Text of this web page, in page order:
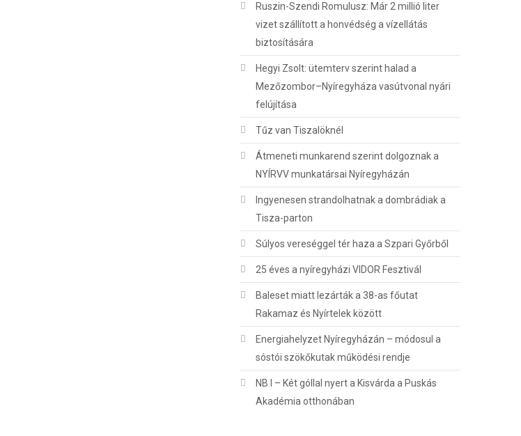
Ruszin-Szendi Romulusz: Már 2 millió liter
vizet szállított a honvédség a vízellátás
biztosítására
Hegyi Zsolt: ütemterv szerint halad a
Mezőzombor–Nyíregyháza vasútvonal nyári
felújítása
Tűz van Tiszalöknél
Átmeneti munkarend szerint dolgoznak a
NYÍRVV munkatársai Nyíregyházán
Ingyenesen strandolhatnak a dombrádiak a
Tisza-parton
Súlyos vereséggel tér haza a Szpari Győrből
25 éves a nyíregyházi VIDOR Fesztivál
Baleset miatt lezárták a 38-as főutat
Rakamaz és Nyírtelek között
Energiahelyzet Nyíregyházán – módosul a
sóstói szökőkutak működési rendje
NB I – Két góllal nyert a Kisvárda a Puskás
Akadémia otthonában